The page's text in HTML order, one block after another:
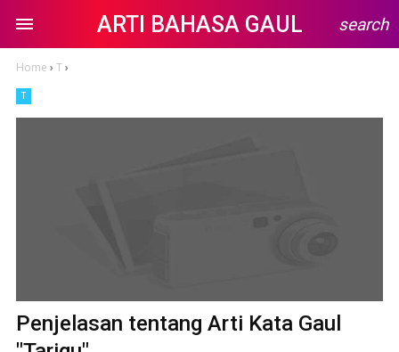
ARTI BAHASA GAUL search
Home › T›
T
Penjelasan tentang Arti Kata Gaul